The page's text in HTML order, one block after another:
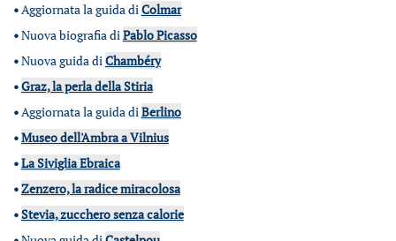
•Aggiornata la guida diColmar
•Nuova biografia diPablo Picasso
•Nuova guida diChambéry
•Graz, la perla della Stiria
•Aggiornata la guida diBerlino
•Museo dell'Ambra a Vilnius
•La Siviglia Ebraica
•Zenzero, la radice miracolosa
•Stevia, zucchero senza calorie